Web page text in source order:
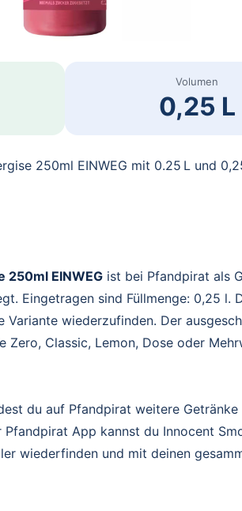
Volumen
0,25 L
250ml EINWEG mit 0.25 L und
250ml EINWEG ist bei Pfandpirat als
Eingetragen sind Füllmenge: 0,25 l.
wiederzufinden. Der
Zero, Classic, Lemon, Dose oder
du auf Pfandpirat weitere Getränke
App kannst du Innocent
wiederfinden und mit deinen